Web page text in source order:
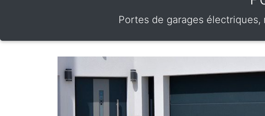
Portes de garages